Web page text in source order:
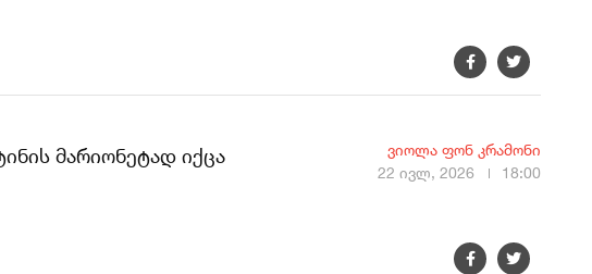
მარიონეტად იქცა
ვიოლა ფონ კრამონი
22 ივლ, 2026
18:00